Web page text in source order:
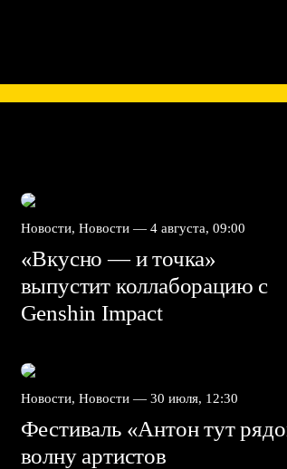
Новости, Новости — 4 августа, 09:00
«Вкусно — и точка»
выпустит коллаборацию с
Genshin Impact⁠⁠
Новости, Новости — 30 июля, 12:30
Фестиваль «Антон тут
волну артистов